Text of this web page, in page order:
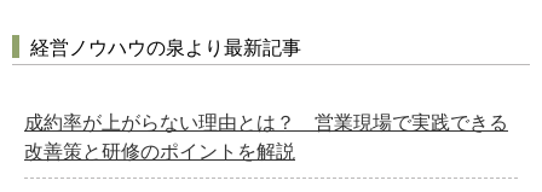
経営ノウハウの泉より最新記事
成約率が上がらない理由とは？ 営業現場で実践できる
改善策と研修のポイントを解説